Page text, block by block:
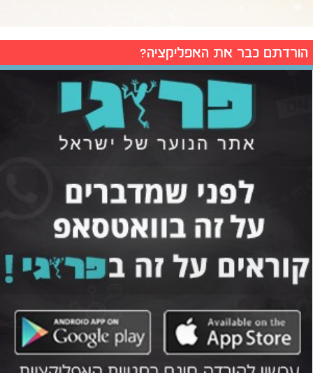
הורדתם כבר את האפליקציה?